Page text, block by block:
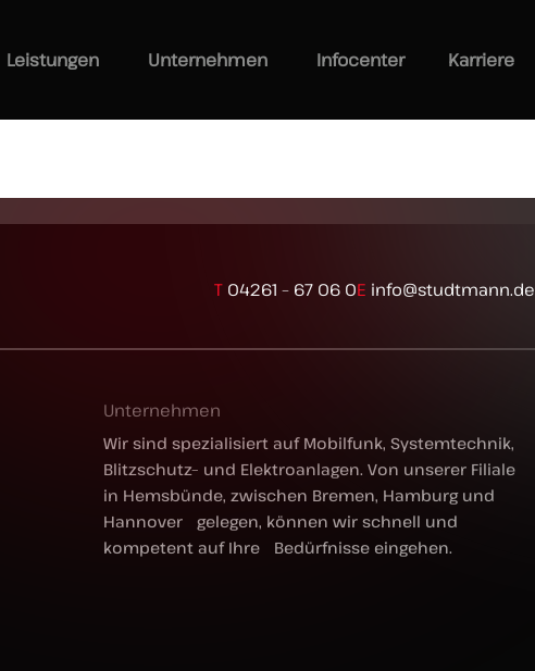
Leistungen Unternehmen Infocenter Karriere
T 04261 – 67 06 0E info@studtmann.de
Unternehmen
Wir sind spezialisiert auf Mobilfunk, Systemtechnik,
Blitzschutz– und Elektroanlagen. Von unserer Filiale
in Hemsbünde, zwischen Bremen, Hamburg und
Hannover gelegen, können wir schnell und
kompetent auf Ihre Bedürfnisse eingehen.